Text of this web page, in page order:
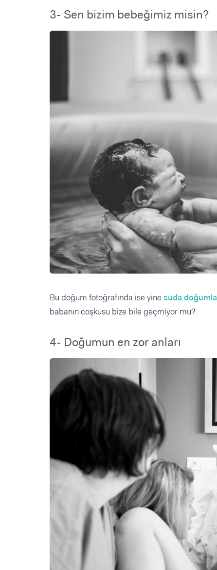
3- Sen bizim bebeğimiz misin?
Bu doğum fotoğrafında ise yine suda doğumla
babanın coşkusu bize bile geçmiyor mu?
4- Doğumun en zor anları